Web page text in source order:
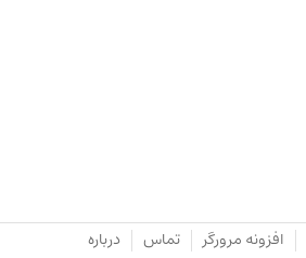
افزونه مرورگر تماس درباره